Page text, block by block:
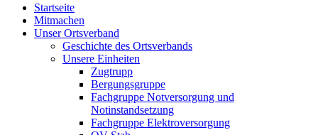
Startseite
Mitmachen
Unser Ortsverband
Geschichte des Ortsverbands
Unsere Einheiten
Zugtrupp
Bergungsgruppe
Fachgruppe Notversorgung und
Notinstandsetzung
Fachgruppe Elektroversorgung